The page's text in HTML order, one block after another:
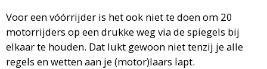
Voor een vóórrijder is het ook niet te doen om 20
motorrijders op een drukke weg via de spiegels bij
elkaar te houden. Dat lukt gewoon niet tenzij je alle
regels en wetten aan je (motor)laars lapt.